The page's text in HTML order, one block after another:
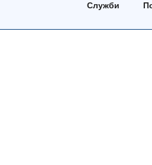
Служби